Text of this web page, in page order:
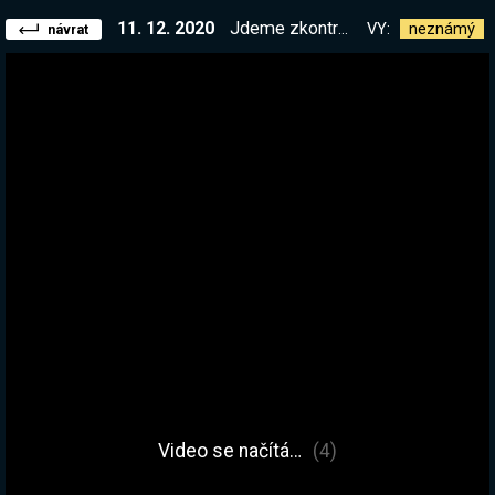
návrat 11. 12. 2020 Jdeme zkontrolovat Mindustry Update! Je to velký! | !list VY: neznámý
Video se načítá… (4)